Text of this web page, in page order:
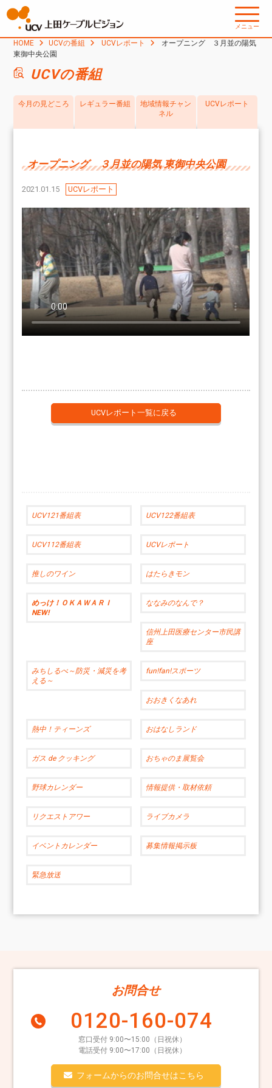
メニュー
HOME UCVの番組 UCVレポート
オープニング ３月並の陽気
東御中央公園
UCVの番組
今月の見どころ レギュラー番組
地域情報チャン
ネル
UCVレポート
オープニング ３月並の陽気 東御中央公園
2021.01.15 UCVレポート
UCVレポート一覧に戻る
UCV121番組表 UCV122番組表
UCV112番組表 UCVレポート
推しのワイン はたらきモン
めっけ！ＯＫＡＷＡＲＩ
NEW!
ななみのなんで？
信州上田医療センター市民講
座
みちしるべ～防災・減災を考
える～
fun!fan!スポーツ
おおきくなあれ
熱中！ティーンズ おはなしランド
ガス de クッキング おちゃのま展覧会
野球カレンダー 情報提供・取材依頼
リクエストアワー ライブカメラ
イベントカレンダー 募集情報掲示板
緊急放送
お問合せ
0120-160-074
窓口受付 9:00〜15:00（日祝休）
電話受付 9:00〜17:00（日祝休）
フォームからのお問合せはこちら